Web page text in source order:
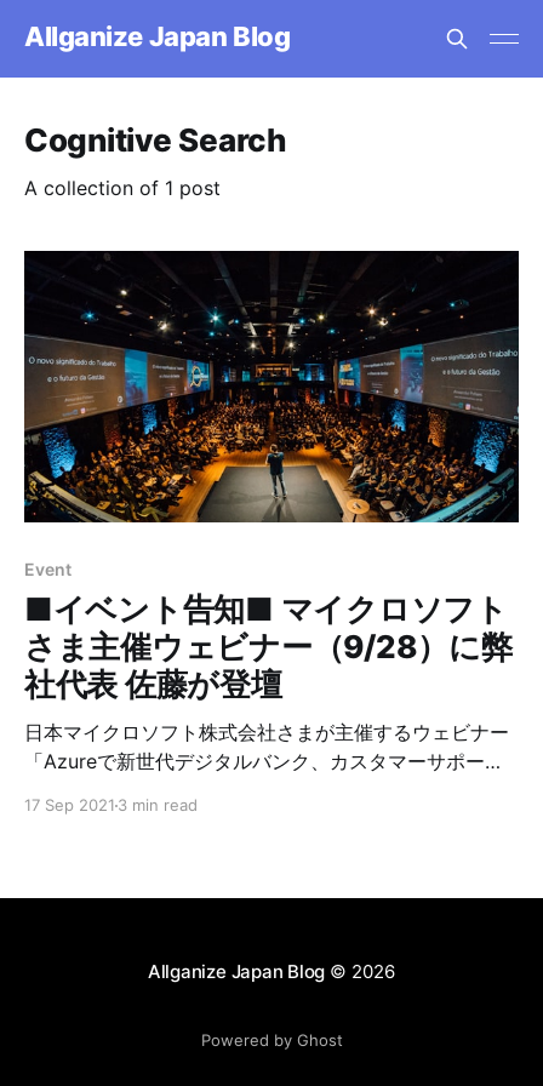
Allganize Japan Blog
Cognitive Search
A collection of 1 post
Event
■イベント告知■ マイクロソフト
さま主催ウェビナー（9/28）に弊
社代表 佐藤が登壇
日本マイクロソフト株式会社さまが主催するウェビナー
「Azureで新世代デジタルバンク、カスタマーサポー
に、弊社代表の佐藤が登壇をいたします。 新世代デジタ
17 Sep 2021 3 min read
Allganize Japan Blog © 2026
Powered by Ghost